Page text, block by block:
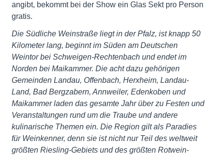
angibt, bekommt bei der Show ein Glas Sekt pro Person
gratis.
Die Südliche Weinstraße liegt in der Pfalz, ist knapp 50
Kilometer lang, beginnt im Süden am Deutschen
Weintor bei Schweigen-Rechtenbach und endet im
Norden bei Maikammer. Die acht dazu gehörigen
Gemeinden Landau, Offenbach, Herxheim, Landau-
Land, Bad Bergzabern, Annweiler, Edenkoben und
Maikammer laden das gesamte Jahr über zu Festen und
Veranstaltungen rund um die Traube und andere
kulinarische Themen ein. Die Region gilt als Paradies
für Weinkenner, denn sie ist nicht nur Teil des weltweit
größten Riesling-Gebiets und des größten Rotwein-